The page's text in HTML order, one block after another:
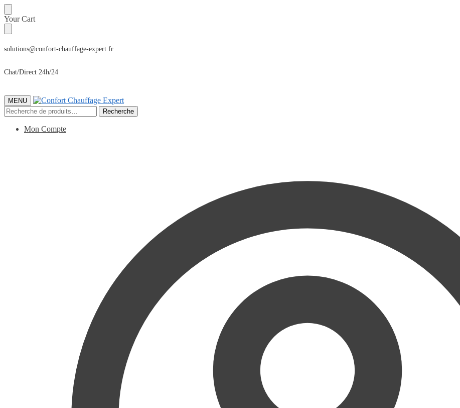
Sauter
à
la
navigation
Skip
to
content
Your Cart
solutions@confort-chauffage-expert.fr
Chat/Direct 24h/24
MENU
Recherche
pour :
Recherche
Mon Compte